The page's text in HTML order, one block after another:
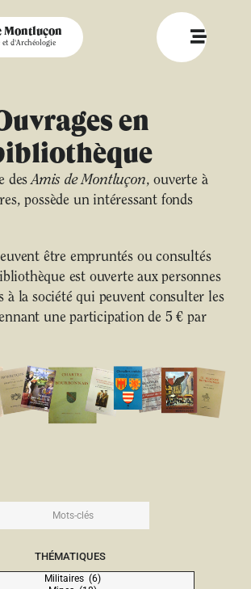
Montluçon
d'Archéologie
en
desAmis de Montluçon, ouverte à
possède un intéressant fonds
être empruntés ou consultés
est ouverte aux personnes
à la société qui peuvent consulter les
une participation de 5 € par
THÉMATIQUES